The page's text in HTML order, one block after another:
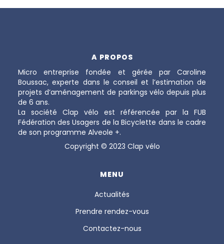
A PROPOS
Micro entreprise fondée et gérée par Caroline
Boussac, experte dans le conseil et l’estimation de
projets d’aménagement de parkings vélo depuis plus
de 6 ans.
La société Clap vélo est référencée par la FUB
Fédération des Usagers de la Bicyclette dans le cadre
de son programme Alveole +.
Copyright © 2023 Clap vélo
MENU
Actualités
Prendre rendez-vous
Contactez-nous